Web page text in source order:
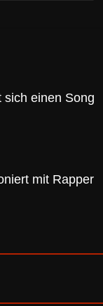
sich einen Song
mit Rapper